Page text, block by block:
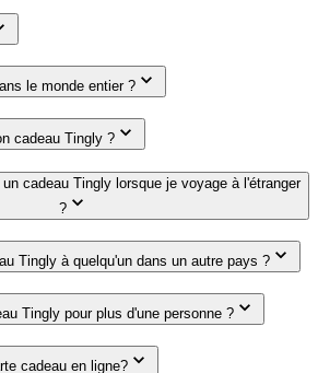
le monde entier ?
cadeau Tingly ?
cadeau Tingly lorsque je voyage à l'étranger
?
Tingly à quelqu'un dans un autre pays ?
Tingly pour plus d'une personne ?
cadeau en ligne?